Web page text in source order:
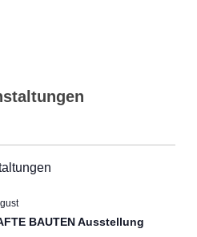
BAUTEN Ausstellung